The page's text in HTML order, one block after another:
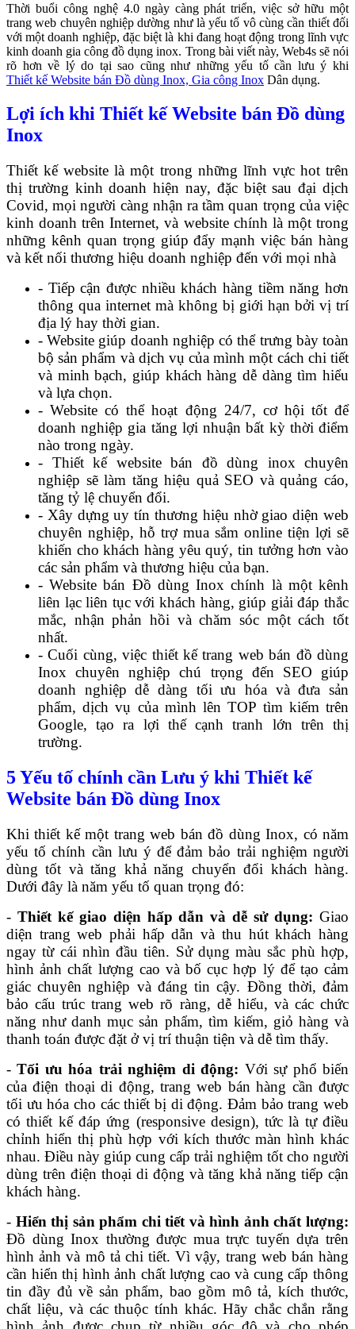
Thời buổi công nghệ 4.0 ngày càng phát triển, việc sở hữu một
trang web chuyên nghiệp dường như là yếu tố vô cùng cần thiết đối
với một doanh nghiệp, đặc biệt là khi đang hoạt động trong lĩnh vực
kinh doanh gia công đồ dụng inox. Trong bài viết này, Web4s sẽ nói
rõ hơn về lý do tại sao cũng như những yếu tố cần lưu ý khi
Thiết kế Website bán Đồ dùng Inox, Gia công Inox Dân dụng.
Lợi ích khi Thiết kế Website bán Đồ dùng
Inox
Thiết kế website là một trong những lĩnh vực hot trên
thị trường kinh doanh hiện nay, đặc biệt sau đại dịch
Covid, mọi người càng nhận ra tầm quan trọng của việc
kinh doanh trên Internet, và website chính là một trong
những kênh quan trọng giúp đẩy mạnh việc bán hàng
và kết nối thương hiệu doanh nghiệp đến với mọi nhà
- Tiếp cận được nhiều khách hàng tiềm năng hơn
thông qua internet mà không bị giới hạn bởi vị trí
địa lý hay thời gian.
- Website giúp doanh nghiệp có thể trưng bày toàn
bộ sản phẩm và dịch vụ của mình một cách chi tiết
và minh bạch, giúp khách hàng dễ dàng tìm hiểu
và lựa chọn.
- Website có thể hoạt động 24/7, cơ hội tốt để
doanh nghiệp gia tăng lợi nhuận bất kỳ thời điểm
nào trong ngày.
- Thiết kế website bán đồ dùng inox chuyên
nghiệp sẽ làm tăng hiệu quả SEO và quảng cáo,
tăng tỷ lệ chuyển đổi.
- Xây dựng uy tín thương hiệu nhờ giao diện web
chuyên nghiệp, hỗ trợ mua sắm online tiện lợi sẽ
khiến cho khách hàng yêu quý, tin tưởng hơn vào
các sản phẩm và thương hiệu của bạn.
- Website bán Đồ dùng Inox chính là một kênh
liên lạc liên tục với khách hàng, giúp giải đáp thắc
mắc, nhận phản hồi và chăm sóc một cách tốt
nhất.
- Cuối cùng, việc thiết kế trang web bán đồ dùng
Inox chuyên nghiệp chú trọng đến SEO giúp
doanh nghiệp dễ dàng tối ưu hóa và đưa sản
phẩm, dịch vụ của mình lên TOP tìm kiếm trên
Google, tạo ra lợi thế cạnh tranh lớn trên thị
trường.
5 Yếu tố chính cần Lưu ý khi Thiết kế
Website bán Đồ dùng Inox
Khi thiết kế một trang web bán đồ dùng Inox, có năm
yếu tố chính cần lưu ý để đảm bảo trải nghiệm người
dùng tốt và tăng khả năng chuyển đổi khách hàng.
Dưới đây là năm yếu tố quan trọng đó:
- Thiết kế giao diện hấp dẫn và dễ sử dụng: Giao
diện trang web phải hấp dẫn và thu hút khách hàng
ngay từ cái nhìn đầu tiên. Sử dụng màu sắc phù hợp,
hình ảnh chất lượng cao và bố cục hợp lý để tạo cảm
giác chuyên nghiệp và đáng tin cậy. Đồng thời, đảm
bảo cấu trúc trang web rõ ràng, dễ hiểu, và các chức
năng như danh mục sản phẩm, tìm kiếm, giỏ hàng và
thanh toán được đặt ở vị trí thuận tiện và dễ tìm thấy.
-Tối ưu hóa trải nghiệm di động: Với sự phổ biến
của điện thoại di động, trang web bán hàng cần được
tối ưu hóa cho các thiết bị di động. Đảm bảo trang web
có thiết kế đáp ứng (responsive design), tức là tự điều
chỉnh hiển thị phù hợp với kích thước màn hình khác
nhau. Điều này giúp cung cấp trải nghiệm tốt cho người
dùng trên điện thoại di động và tăng khả năng tiếp cận
khách hàng.
- Hiển thị sản phẩm chi tiết và hình ảnh chất lượng:
Đồ dùng Inox thường được mua trực tuyến dựa trên
hình ảnh và mô tả chi tiết. Vì vậy, trang web bán hàng
cần hiển thị hình ảnh chất lượng cao và cung cấp thông
tin đầy đủ về sản phẩm, bao gồm mô tả, kích thước,
chất liệu, và các thuộc tính khác. Hãy chắc chắn rằng